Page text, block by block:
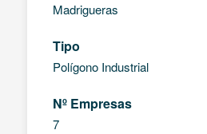
Madrigueras
Tipo
Polígono Industrial
Nº Empresas
7